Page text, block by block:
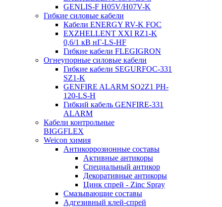
GENLIS-F Н05V/H07V-K
Гибкие силовые кабели
Кабели ENERGY RV-K FOC
EXZHELLENT XXI RZ1-K
0,6/1 кВ нГ-LS-HF
Гибкие кабели FLEGIGRON
Огнеупорные силовые кабели
Гибкие кабели SEGURFOC-331
SZ1-K
GENFIRE ALARM SO2Z1 PH-
120-LS-H
Гибкий кабель GENFIRE-331
ALARM
Кабели контрольные
BIGGFLEX
Weicon химия
Антикоррозионные составы
Активные антикоры
Специальный антикор
Декоративные антикоры
Цинк спрей - Zinc Spray
Смазывающие составы
Адгезивный клей-спрей